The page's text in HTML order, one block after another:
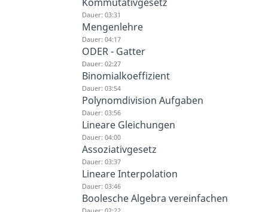
Dauer: 03:31
Mengenlehre
Dauer: 04:17
ODER - Gatter
Dauer: 02:27
Binomialkoeffizient
Dauer: 03:54
Polynomdivision Aufgaben
Dauer: 03:56
Lineare Gleichungen
Dauer: 04:00
Assoziativgesetz
Dauer: 03:37
Lineare Interpolation
Dauer: 03:46
Boolesche Algebra vereinfachen